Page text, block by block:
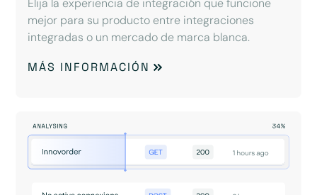
Elija la experiencia de integración que funcione
mejor para su producto entre integraciones
integradas o un mercado de marca blanca.
MÁS INFORMACIÓN